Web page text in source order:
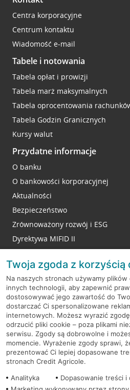
Centra korporacyjne
Centrum kontaktu
Wiadomość e-mail
Tabele i notowania
Tabela opłat i prowizji
Tabela marż maksymalnych
Tabela oprocentowania
Tabela Godzin Granicznych
Kursy walut
Przydatne informacje
O banku
O bankowości korporacyjnej
Aktualności
Bezpieczeństwo
Zrównoważony rozwój i ESG
Dyrektywa MIFID II
RODO
Regulamin serwisu
Mapa serwisu
PolitykaCookies
Twoja zgoda z korzyścią
Na naszych stronach używamy
innych technologii, aby zapewnić
dostosowywać jego zawartość do
dostarczać Ci spersonalizowane
internetowych. Możesz wyrazić
odrzucić pliki cookie – poza plikami
serwisu. Zgody są dobrowolne i
momencie. Wyrażenie zgody sprawi,
prezentować Ci lepiej dopasowane
stronach Credit Agricole.
Analityka
Dopasowanie treści